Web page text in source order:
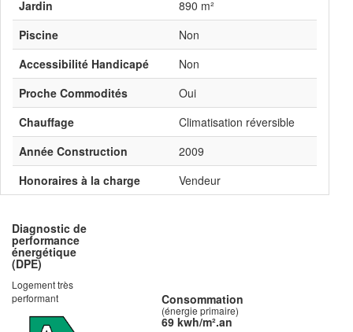
Jardin
890 m²
Piscine
Non
Accessibilité Handicapé
Non
Proche Commodités
Oui
Chauffage
Climatisation réversible
Année Construction
2009
Honoraires à la charge
Vendeur
Diagnostic de
performance
énergétique
(DPE)
Logement très
performant
Consommation
(énergie primaire)
69 kwh/m².an